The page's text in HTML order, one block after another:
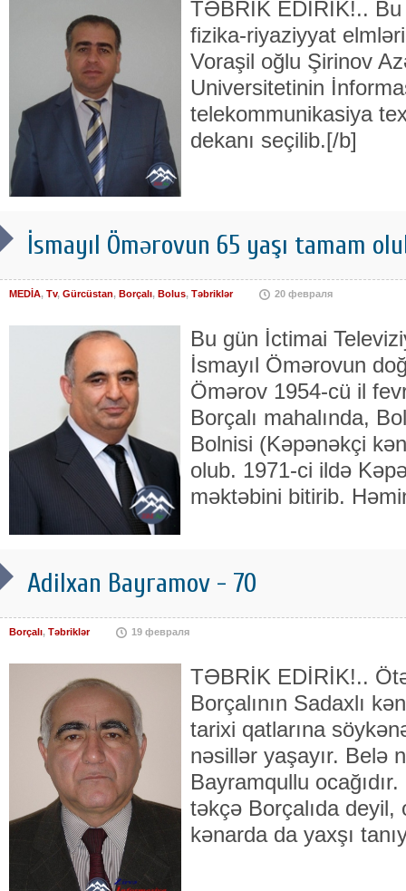
TƏBRİK EDİRİK!.. Bu
fizika-riyaziyyat
Voraşil oğlu Şirinov
Universitetinin
telekommunikasiya
dekanı seçilib.[/b]
İsmayıl Ömərovun 65 yaşı tamam
MEDİA, Tv, Gürcüstan, Borçalı, Bolus, Təbriklər 20 февраля
Bu gün İctimai
İsmayıl Ömərovun
Ömərov 1954-cü il
Borçalı mahalında,
Bolnisi (Kəpənəkçi
olub. 1971-ci ildə
məktəbini bitirib.
Adilxan Bayramov - 70
Borçalı, Təbriklər 19 февраля
TƏBRİK EDİRİK!..
Borçalının Sadaxlı
tarixi qatlarına
nəsillər yaşayır. Belə
Bayramqullu
təkçə Borçalıda deyil,
kənarda da yaxşı